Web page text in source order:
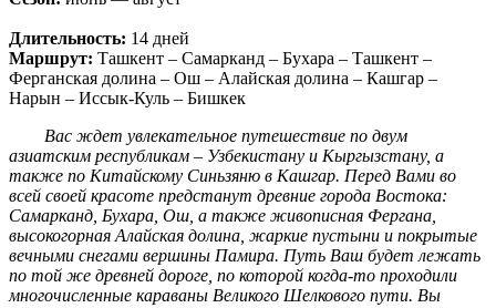
Длительность: 14 дней
Маршрут: Ташкент – Самарканд – Бухара – Ташкент –
Ферганская долина – Ош – Алайская долина – Кашгар –
Нарын – Иссык-Куль – Бишкек
Вас ждет увлекательное путешествие по двум
азиатским республикам – Узбекистану и Кыргызстану, а
также по Китайскому Синьзяню в Кашгар. Перед Вами во
всей своей красоте предстанут древние города Востока:
Самарканд, Бухара, Ош, а также живописная Фергана,
высокогорная Алайская долина, жаркие пустыни и покрытые
вечными снегами вершины Памира. Путь Ваш будет лежать
по той же древней дороге, по которой когда-то проходили
многочисленные караваны Великого Шелкового пути. Вы